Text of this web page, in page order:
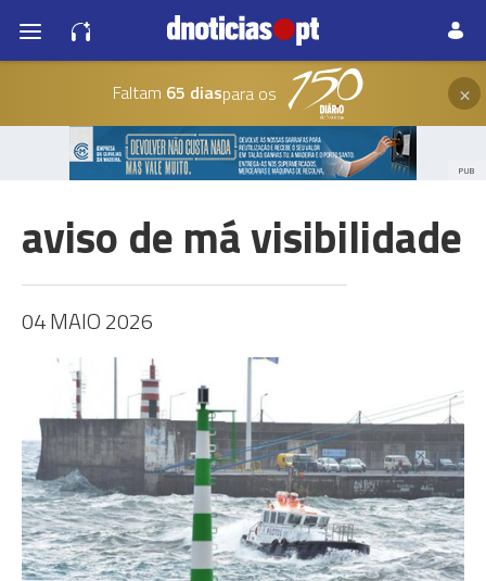
Faltam 65 diaspara os ×
PUB
aviso de má visibilidade
04 MAIO 2026